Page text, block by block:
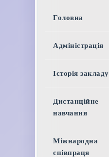
Головна
Адміністрація
Історія закладу
Дистанційне
навчання
Міжнародна
співпраця